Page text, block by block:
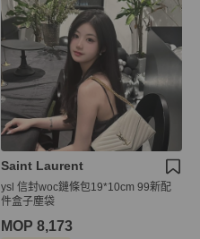
Saint Laurent
ysl 信封woc鏈條包19*10cm 99新配
件盒子塵袋
MOP 8,173